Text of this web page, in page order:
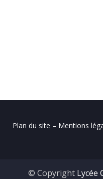
Plan du site – Mentions
© Copyright Lycée